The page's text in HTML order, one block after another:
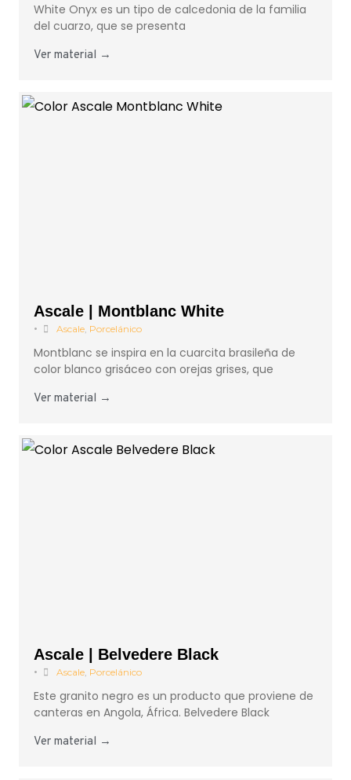
White Onyx es un tipo de calcedonia de la familia
del cuarzo, que se presenta
Ver material →
Ascale | Montblanc White
• Ascale, Porcelánico
Montblanc se inspira en la cuarcita brasileña de
color blanco grisáceo con orejas grises, que
Ver material →
Ascale | Belvedere Black
• Ascale, Porcelánico
Este granito negro es un producto que proviene de
canteras en Angola, África. Belvedere Black
Ver material →